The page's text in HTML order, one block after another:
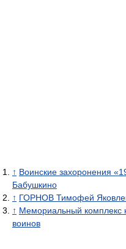
↑ Воинские захоронения
Бабушкино
↑ ГОРНОВ Тимофей
↑ Мемориальный комплекс
воинов